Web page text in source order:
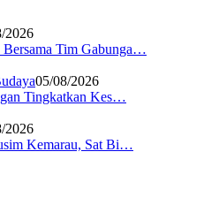
2026
Tim Gabunga…
05/08/2026
Tingkatkan Kes…
2026
Kemarau, Sat Bi…